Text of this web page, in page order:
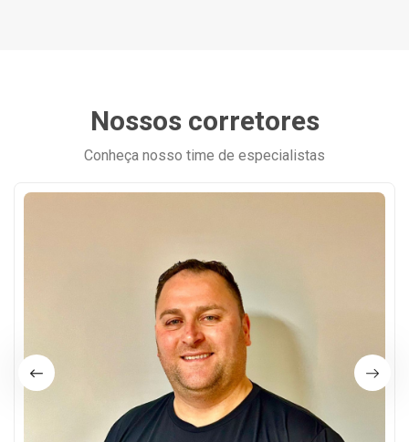
Nossos corretores
Conheça nosso time de especialistas